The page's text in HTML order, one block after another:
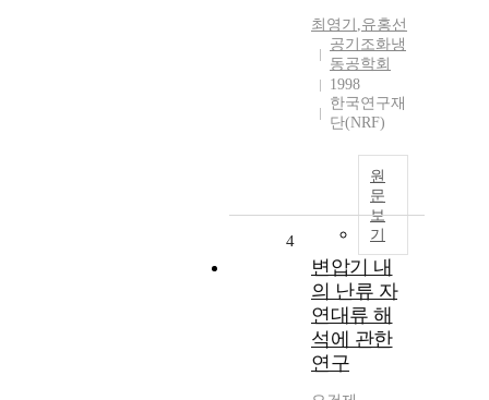
최영기 ,유홍선
공기조화냉
동공학회
1998
한국연구재
단(NRF)
원
문
보
기
4
변압기 내
의 난류 자
연대류 해
석에 관한
연구